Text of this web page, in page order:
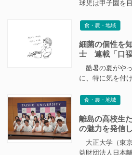
球児は甲子園を
食・農・地域
細菌の個性を
士 連載「口
酷暑の夏がや
に、特に気を付
食・農・地域
離島の高校生
の魅力を発信
大正大学（東
益財団法人日本